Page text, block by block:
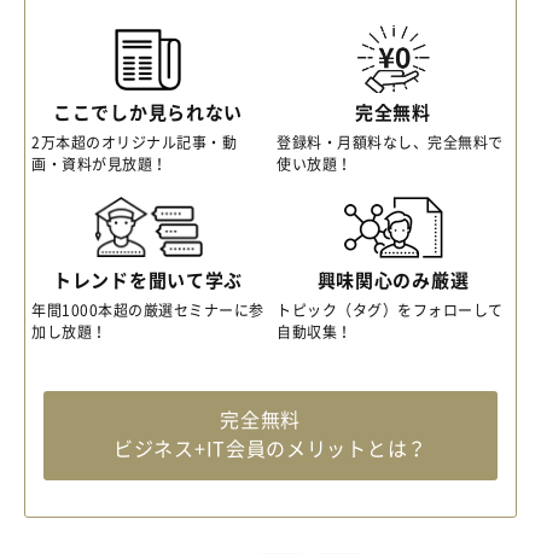
ここでしか見られない
2万本超のオリジナル記事・動
画・資料が見放題！
完全無料
登録料・月額料なし、完全無料で
使い放題！
トレンドを聞いて学ぶ
年間1000本超の厳選セミナーに参
加し放題！
興味関心のみ厳選
トピック（タグ）をフォローして
自動収集！
完全無料
ビジネス+IT会員のメリットとは？